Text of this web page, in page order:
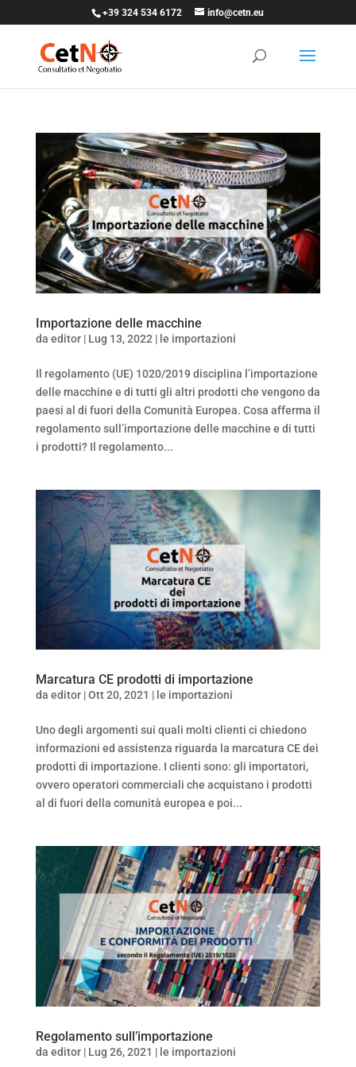
+39 324 534 6172 info@cetn.eu
Importazione delle macchine
da editor| Lug 13, 2022 | le importazioni
Il regolamento (UE) 1020/2019 disciplina l’importazione
delle macchine e di tutti gli altri prodotti che vengono da
paesi al di fuori della Comunità Europea. Cosa afferma il
regolamento sull’importazione delle macchine e di tutti
i prodotti? Il regolamento...
Marcatura CE prodotti di importazione
da editor|Ott 20, 2021 | le importazioni
Uno degli argomenti sui quali molti clienti ci chiedono
informazioni ed assistenza riguarda la marcatura CE dei
prodotti di importazione. I clienti sono: gli importatori,
ovvero operatori commerciali che acquistano i prodotti
al di fuori della comunità europea e poi...
Regolamento sull’importazione
da editor| Lug 26, 2021 | le importazioni